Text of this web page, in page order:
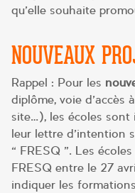
qu’elle souhaite
NOUVEAUX
Rappel : Pour les
diplôme, voie d’accès
site…), les écoles sont
leur lettre d’intention
« FRESQ ». Les
FRESQ entre le 27
indiquer les